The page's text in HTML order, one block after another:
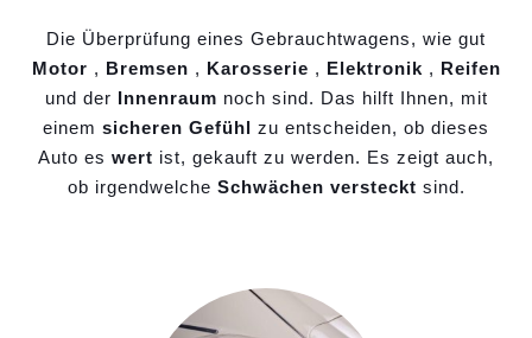
Die Überprüfung eines Gebrauchtwagens, wie gut
Motor , Bremsen , Karosserie , Elektronik , Reifen
und der Innenraum noch sind. Das hilft Ihnen, mit
einem sicheren Gefühl zu entscheiden, ob dieses
Auto es wert ist, gekauft zu werden. Es zeigt auch,
ob irgendwelche Schwächen versteckt sind.